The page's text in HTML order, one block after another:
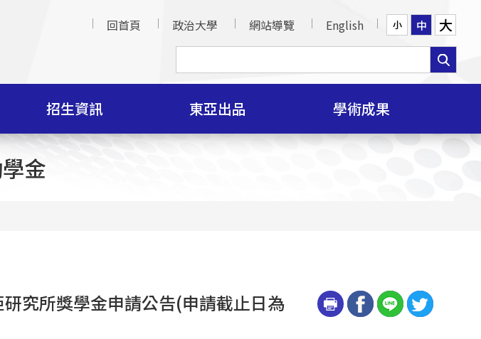
回首頁
政治大學 網站導覽 English 小 中 大
招生資訊 東亞出品 學術成果
金
究所獎學金申請公告(申請截止日為